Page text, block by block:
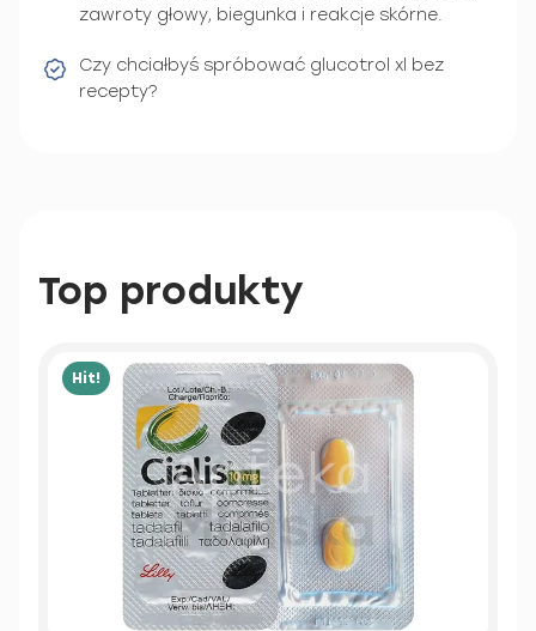
zawroty głowy, biegunka i reakcje skórne.
Czy chciałbyś spróbować glucotrol xl bez
recepty?
Top produkty
Hit!